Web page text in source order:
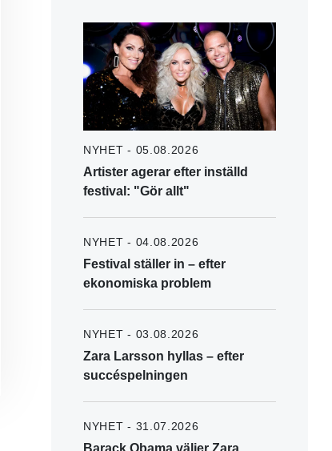
NYHET - 05.08.2026
Artister agerar efter inställd
festival: "Gör allt"
NYHET - 04.08.2026
Festival ställer in – efter
ekonomiska problem
NYHET - 03.08.2026
Zara Larsson hyllas – efter
succéspelningen
NYHET - 31.07.2026
Barack Obama väljer Zara